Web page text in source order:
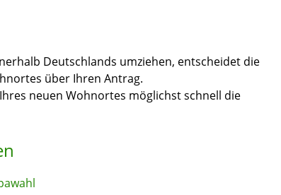
Deutschlands umziehen, entscheidet die
über Ihren Antrag.
neuen Wohnortes möglichst schnell die